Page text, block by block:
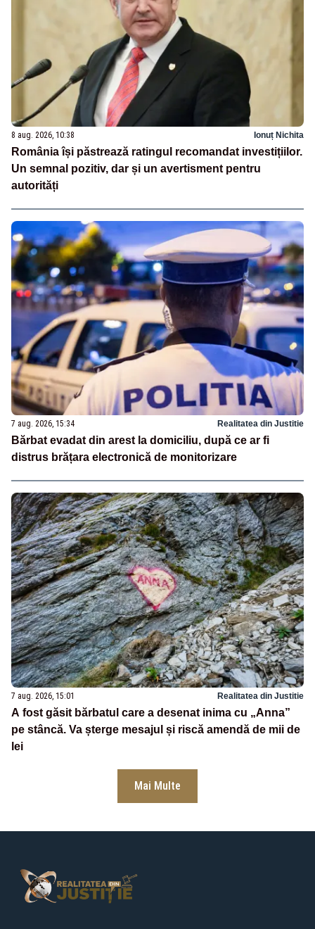
8 aug. 2026, 10:38 Ionuț Nichita
România își păstrează ratingul recomandat investițiilor.
Un semnal pozitiv, dar și un avertisment pentru
autorități
7 aug. 2026, 15:34 Realitatea din Justitie
Bărbat evadat din arest la domiciliu, după ce ar fi
distrus brățara electronică de monitorizare
7 aug. 2026, 15:01 Realitatea din Justitie
A fost găsit bărbatul care a desenat inima cu „Anna”
pe stâncă. Va șterge mesajul și riscă amendă de mii de
lei
Mai Multe